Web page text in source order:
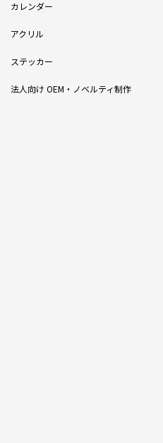
カレンダー
アクリル
ステッカー
法人向け OEM・ノベルティ制作